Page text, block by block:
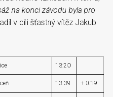
na konci závodu byla pro
v cíli šťastný vítěz Jakub
13:20
13:39 + 0:19